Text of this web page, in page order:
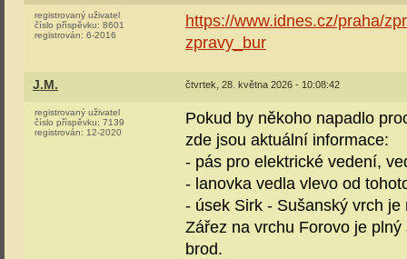
registrovaný uživatel
číslo příspěvku: 8601
registrován: 6-2016
https://www.idnes.cz/praha/
zpravy_bur
J.M. čtvrtek, 28. května 2026 - 10:08:42
registrovaný uživatel
číslo příspěvku: 7139
registrován: 12-2020
Pokud by někoho napadlo
zde jsou aktuální informace:
- pás pro elektrické vedení,
- lanovka vedla vlevo od
- úsek Sirk - Sušanský vrch
Zářez na vrchu Forovo je
brod.